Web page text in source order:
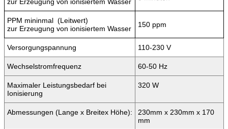
PPM mininmal (Leitwert)
zur Erzeugung von ionisiertem Wasser
150 ppm
Versorgungspannung 110-230 V
Wechselstromfrequenz 60-50 Hz
Maximaler Leistungsbedarf bei
Ionisierung
320 W
Abmessungen (Lange x Breitex Höhe):
230mm x 230mm x 170
mm